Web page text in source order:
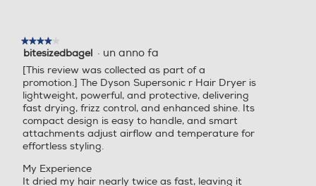
Studiato per
essere il 30% più
piccolo¹ e il 20%
più leggero².
Questo
apparecchio è
stato progettato
per asciugare e
★★★★★
★★★★★
4
5
stelle.
bitesizedbagel · un anno fa
[This review was collected as part of a
promotion.] The Dyson Supersonic r Hair Dryer is
lightweight, powerful, and protective, delivering
fast drying, frizz control, and enhanced shine. Its
compact design is easy to handle, and smart
attachments adjust airflow and temperature for
effortless styling.
My Experience
It dried my hair nearly twice as fast, leaving it